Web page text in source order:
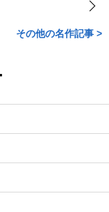
その他の名作記事 >